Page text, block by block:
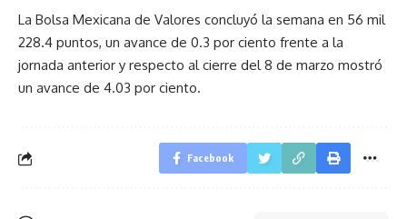
La Bolsa Mexicana de Valores concluyó la semana en 56 mil
228.4 puntos, un avance de 0.3 por ciento frente a la
jornada anterior y respecto al cierre del 8 de marzo mostró
un avance de 4.03 por ciento.
Facebook